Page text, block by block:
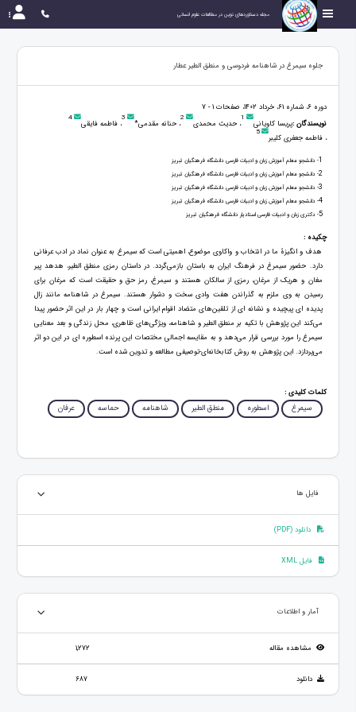
مجله دستاوردهای نوین در مطالعات علوم انسانی
جلوه‌ سیمرغ در شاهنامه فردوسی و منطق الطیر عطار
دوره 6، شماره 61، خرداد 1402، صفحات 1 - 7
نویسندگان :پریسا کاویانی 1، حدیث محمدی 2، حنانه مقدمی* 3، فاطمه فایقی 4
، فاطمه جعفری کلیبر 5
1- دانشجو معلم آموزش زبان و ادبیات فارسی دانشگاه فرهنگیان تبریز
2- دانشجو معلم آموزش زبان و ادبیات فارسی دانشگاه فرهنگیان تبریز
3- دانشجو معلم آموزش زبان و ادبیات فارسی دانشگاه فرهنگیان تبریز
4- دانشجو معلم آموزش زبان و ادبیات فارسی دانشگاه فرهنگیان تبریز
5- دکتری زبان و ادبیات فارسی استادیار دانشگاه فرهنگیان تبریز
چکیده :
هدف و انگیزۀ ما در انتخاب و واکاوی موضوع، اهمیتی است که سیمرغ به عنوان نماد در ادب عرفانی
دارد. حضور سیمرغ در فرهنگ ایران به باستان بازمی‌گردد. در داستان رمزى منطق الطیر، هدهد پیر
مغان و هریک از مرغان، رمزی از سالکان هستند و سیمرغ، رمز حق و حقیقت است که مرغان برای
رسیدن به وی ملزم به گذراندن هفت وادی سخت و دشوار هستند. سیمرغ در شاهنامه مانند زال
پدیده ای پیچیده و نشانه ای از تلقین‌های متضاد اقوام ایرانی است و چهار بار در این اثر حضور پیدا
می‌کند این پژوهش با تکیه بر منطق الطیر و شاهنامه، ویژگی‌های ظاهری، محل زندگی و بعد معنایی
سیمرغ را مورد بررسی قرار می‌دهد و به مقایسه اجمالی مختصات این پرنده اسطوره ای در این دو اثر
می‌پردازد. این پژوهش به روش کتابخانه‌ای-توصیفی مطالعه و تدوین شده است.
کلمات کلیدی :
سیمرغ اسطوره منطق الطیر شاهنامه حماسه عرفان
فایل ها
دانلود (PDF)
فایل XML
آمار و اطلاعات
مشاهده مقاله 1,272
دانلود 687